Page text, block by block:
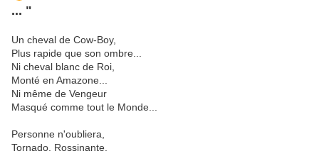
... "
Un cheval de Cow-Boy,
Plus rapide que son ombre...
Ni cheval blanc de Roi,
Monté en Amazone...
Ni même de Vengeur
Masqué comme tout le Monde...
Personne n'oubliera,
Tornado, Rossinante,